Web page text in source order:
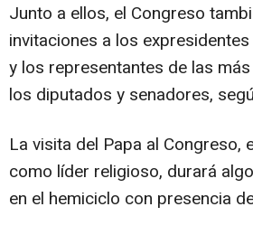
Junto a ellos, el Congreso
invitaciones a los
y los representantes de las
los diputados y senadores,
La visita del Papa al
como líder religioso, durará
en el hemiciclo con presencia